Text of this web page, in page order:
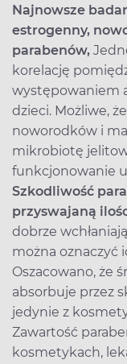
Najnowsze
estrogenny,
parabenów,
korelację
występowaniem
dzieci. Możliwe,
noworodków i
mikrobiotę
funkcjonowanie
Szkodliwość
przyswajaną
dobrze
można oznaczyć
Oszacowano, że
absorbuje przez
jedynie z
Zawartość
kosmetykach,